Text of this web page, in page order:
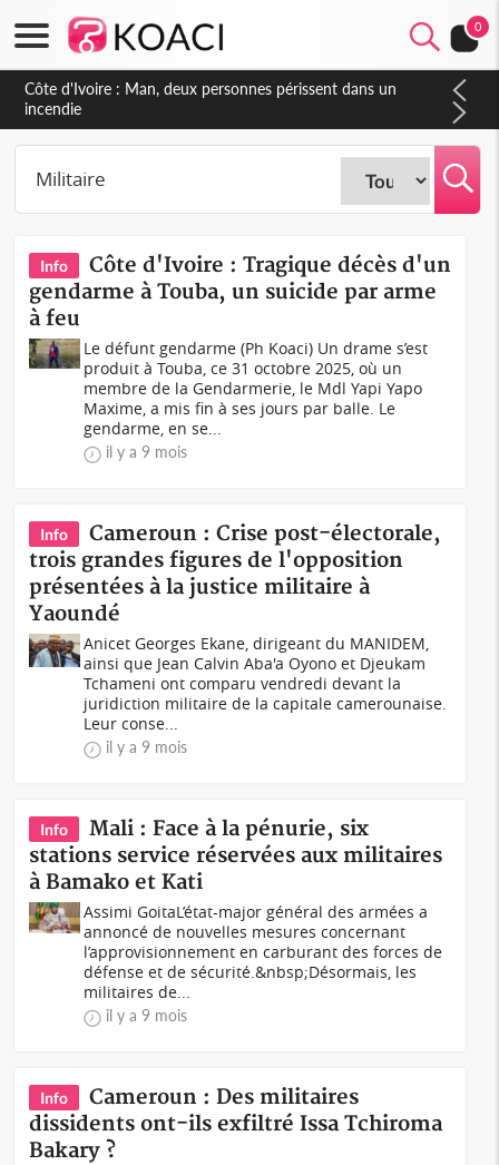
0
Côte d'Ivoire : Séileu, la célébration de la fête nationale
transformée en vaste campagne contre les produits
dépigmentants dangereux
Info
Côte d'Ivoire : Tragique décès d'un
gendarme à Touba, un suicide par arme
à feu
Le défunt gendarme (Ph Koaci) Un drame s’est
produit à Touba, ce 31 octobre 2025, où un
membre de la Gendarmerie, le Mdl Yapi Yapo
Maxime, a mis fin à ses jours par balle. Le
gendarme, en se...
il y a 9 mois
Info
Cameroun : Crise post-électorale,
trois grandes figures de l'opposition
présentées à la justice militaire à
Yaoundé
Anicet Georges Ekane, dirigeant du MANIDEM,
ainsi que Jean Calvin Aba'a Oyono et Djeukam
Tchameni ont comparu vendredi devant la
juridiction militaire de la capitale camerounaise.
Leur conse...
il y a 9 mois
Info
Mali : Face à la pénurie, six
stations service réservées aux militaires
à Bamako et Kati
Assimi GoitaL’état-major général des armées a
annoncé de nouvelles mesures concernant
l’approvisionnement en carburant des forces de
défense et de sécurité.&nbsp;Désormais, les
militaires de...
il y a 9 mois
Info
Cameroun : Des militaires
dissidents ont-ils exfiltré Issa Tchiroma
Bakary ?